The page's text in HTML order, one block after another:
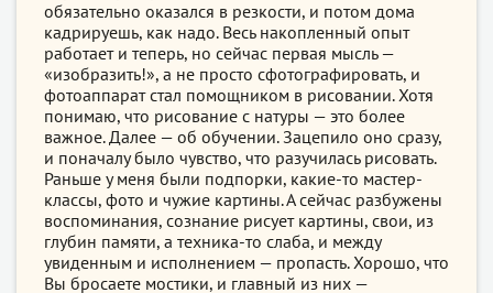
обязательно оказался в резкости, и потом дома
кадрируешь, как надо. Весь накопленный опыт
работает и теперь, но сейчас первая мысль —
«изобразить!», а не просто сфотографировать, и
фотоаппарат стал помощником в рисовании. Хотя
понимаю, что рисование с натуры — это более
важное. Далее — об обучении. Зацепило оно сразу,
и поначалу было чувство, что разучилась рисовать.
Раньше у меня были подпорки, какие-то мастер-
классы, фото и чужие картины. А сейчас разбужены
воспоминания, сознание рисует картины, свои, из
глубин памяти, а техника-то слаба, и между
увиденным и исполнением — пропасть. Хорошо, что
Вы бросаете мостики, и главный из них —